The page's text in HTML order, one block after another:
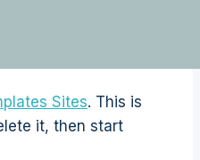
Sites. This is
it, then start